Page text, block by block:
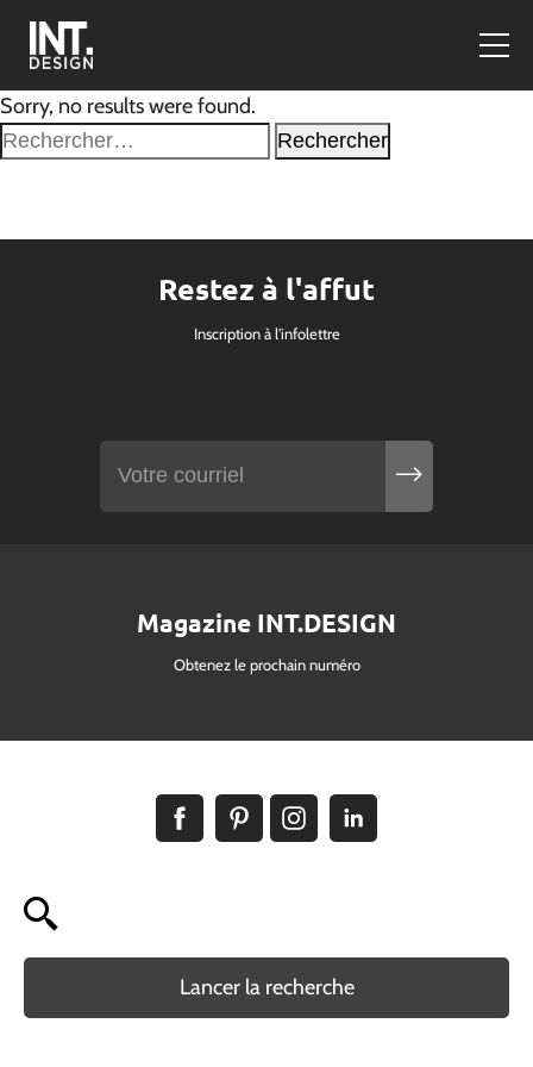
Sorry, no results were found.
Rechercher :
Restez à l'affut
Inscription à l'infolettre
Magazine INT.DESIGN
Obtenez le prochain numéro
Lancer la recherche